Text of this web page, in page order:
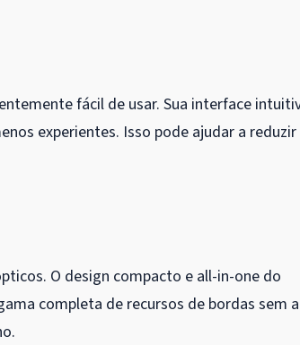
fácil de usar. Sua interface
experientes. Isso pode ajudar a
O design compacto e all-in-one do
completa de recursos de bordas sem a